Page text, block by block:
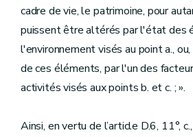
cadre de vie, le patrimoine, pour
puissent être altérés par l'état des
l'environnement visés au point a.,
de ces éléments, par l'un des
activités visés aux points b. et c. ; ».
Ainsi, en vertu de l’article D.6, 11°,